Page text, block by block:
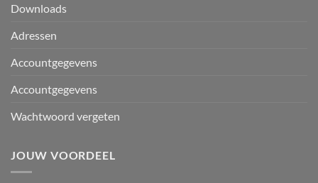
Downloads
Adressen
Accountgegevens
Accountgegevens
Wachtwoord vergeten
JOUW VOORDEEL